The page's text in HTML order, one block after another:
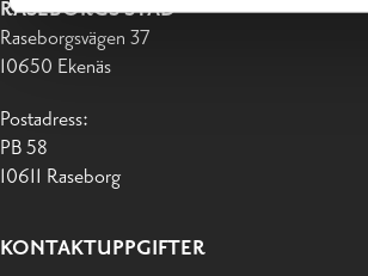
RASEBORGS STAD
Raseborgsvägen 37
10650 Ekenäs
Postadress:
PB 58
10611 Raseborg
KONTAKTUPPGIFTER